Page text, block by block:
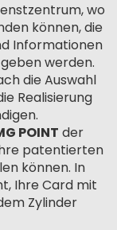
wo
können, die
Informationen
werden.
die Auswahl
Realisierung
POINT der
patentierten
können. In
Ihre Card mit
Zylinder